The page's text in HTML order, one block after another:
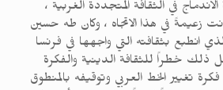
الاندماج في الثقافة المتجددة الغربية ،
زعيمةً في هذا الاتجاه ، وكان طه حسين
انطبع بثقافته التي واجهها في فرنسا
ذلك خطراً للثقافة الدينية والفكرة
تغيير الخط العربي وتوقيفه بالمنطوق